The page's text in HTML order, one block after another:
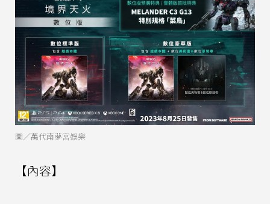
圖／萬代南夢宮娛樂
【內容】